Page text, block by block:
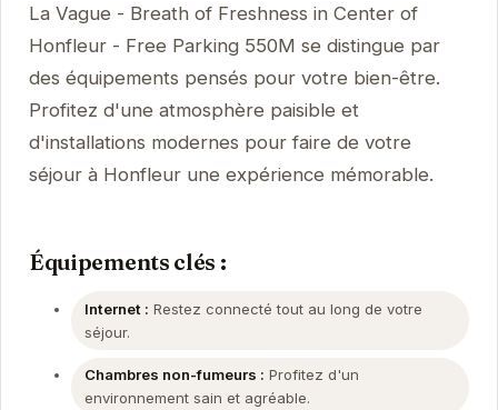
La Vague - Breath of Freshness in Center of
Honfleur - Free Parking 550M se distingue par
des équipements pensés pour votre bien-être.
Profitez d'une atmosphère paisible et
d'installations modernes pour faire de votre
séjour à Honfleur une expérience mémorable.
Équipements clés :
Internet : Restez connecté tout au long de votre
séjour.
Chambres non-fumeurs : Profitez d'un
environnement sain et agréable.